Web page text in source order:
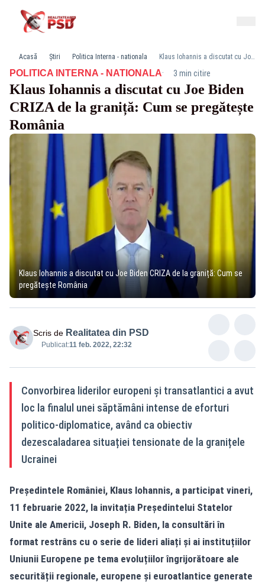
Acasă Știri Politica Interna - nationala Klaus Iohannis a discutat cu Joe Biden CRIZA de la graniță: Cum se pregătește România
POLITICA INTERNA - NATIONALA· 3 min citire
Klaus Iohannis a discutat cu Joe Biden
CRIZA de la graniță: Cum se pregătește
România
Klaus Iohannis a discutat cu Joe Biden CRIZA de la graniță: Cum se
pregătește România
Scris de Realitatea din PSD
Publicat:11 feb. 2022, 22:32
Convorbirea liderilor europeni și transatlantici a avut
loc la finalul unei săptămâni intense de eforturi
politico-diplomatice, având ca obiectiv
dezescaladarea situației tensionate de la granițele
Ucrainei
Președintele României, Klaus Iohannis, a participat vineri,
11 februarie 2022, la invitația Președintelui Statelor
Unite ale Americii, Joseph R. Biden, la consultări în
format restrâns cu o serie de lideri aliați și ai instituțiilor
Uniunii Europene pe tema evoluțiilor îngrijorătoare ale
securității regionale, europene și euroatlantice generate